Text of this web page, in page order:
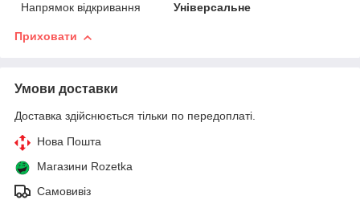
Напрямок відкривання
Універсальне
Приховати
Умови доставки
Доставка здійснюється тільки по передоплаті.
Нова Пошта
Магазини Rozetka
Самовивіз